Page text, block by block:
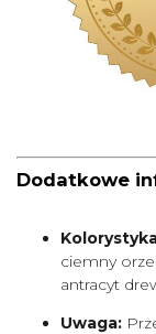
Dodatkowe
ciemny
antracyt
Uwaga: